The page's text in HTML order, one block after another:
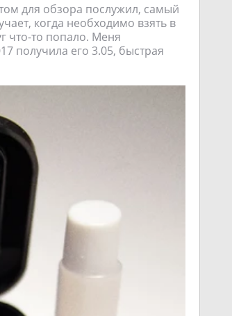
для обзора послужил, самый
когда необходимо взять в
что-то попало. Меня
получила его 3.05, быстрая